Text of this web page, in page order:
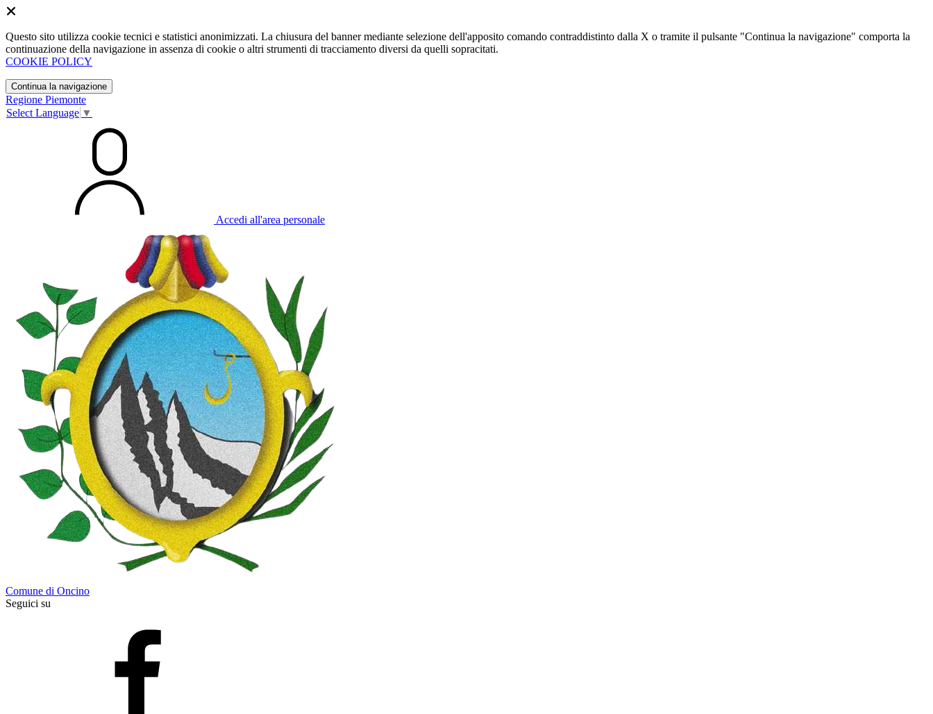
Questo sito utilizza cookie tecnici e statistici anonimizzati. La chiusura del banner mediante selezione dell'apposito comando contraddistinto dalla X o tramite il pulsante "Continua la navigazione" comporta la
continuazione della navigazione in assenza di cookie o altri strumenti di tracciamento diversi da quelli sopracitati.
COOKIE POLICY
Continua la navigazione
Regione Piemonte
Select Language ▼
Accedi all'area personale
Comune di Oncino
Seguici su